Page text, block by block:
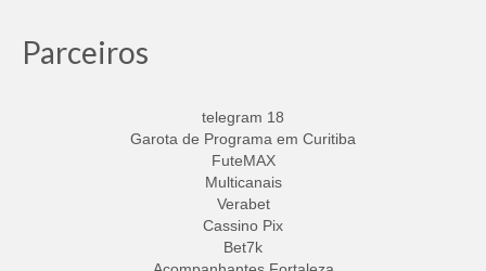
Parceiros
telegram 18
Garota de Programa em Curitiba
FuteMAX
Multicanais
Verabet
Cassino Pix
Bet7k